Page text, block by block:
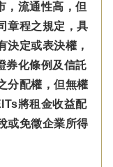
，流通性高，但
章程之規定，具
決定或表決權，
券化條例及信託
分配權，但無權
將租金收益配
或免徵企業所得